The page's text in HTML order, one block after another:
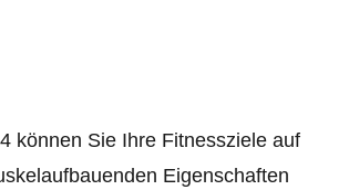
können Sie Ihre Fitnessziele auf
Eigenschaften